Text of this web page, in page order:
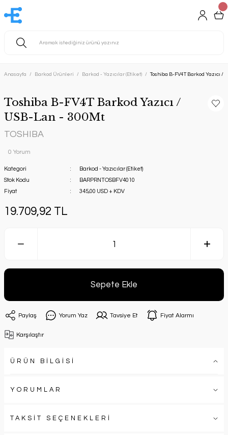
Anasayfa Barkod Ürünleri Barkod - Yazıcılar (Etiket) Toshiba B-FV4T Barkod Yazıcı /
Toshiba B-FV4T Barkod Yazıcı /
USB-Lan - 300Mt
TOSHIBA
0 Yorum
Kategori
Barkod - Yazıcılar (Etiket)
Stok Kodu
BARPRNTOSBFV4010
Fiyat
345,00 USD + KDV
19.709,92 TL
Sepete Ekle
Paylaş Yorum Yaz Tavsiye Et Fiyat Alarmı
Karşılaştır
ÜRÜN BİLGİSİ
YORUMLAR
TAKSİT SEÇENEKLERİ